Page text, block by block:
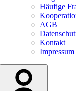
Häufige
AGB
Kontakt
Impressum